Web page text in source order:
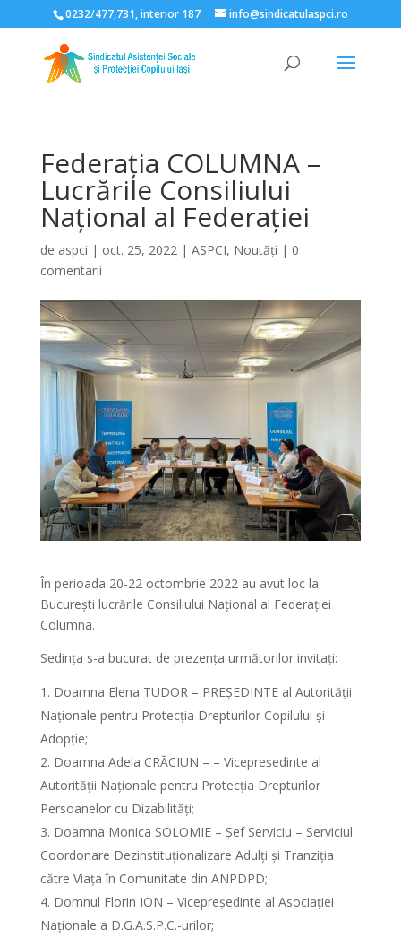
Deschide bara de unelte
0232/477,731, interior 187 info@sindicatulaspci.ro
Federația COLUMNA –
Lucrările Consiliului
Național al Federației
de aspci | oct. 25, 2022| ASPCI, Noutăți | 0
comentarii
În perioada 20-22 octombrie 2022 au avut loc la
București lucrările Consiliului Național al Federației
Columna.
Sedința s-a bucurat de prezența următorilor invitați:
Doamna Elena TUDOR – PREȘEDINTE al Autorității
Naționale pentru Protecția Drepturilor Copilului și
Adopție;
Doamna Adela CRĂCIUN – – Vicepreședinte al
Autorității Naționale pentru Protecția Drepturilor
Persoanelor cu Dizabilități;
Doamna Monica SOLOMIE – Șef Serviciu – Serviciul
Coordonare Dezinstituționalizare Adulți și Tranziția
către Viața în Comunitate din ANPDPD;
Domnul Florin ION – Vicepreședinte al Asociației
Naționale a D.G.A.S.P.C.-urilor;